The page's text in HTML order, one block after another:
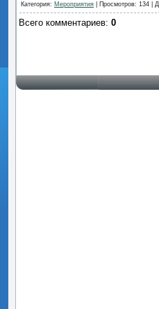
Категория: Мероприятия Просмотров: 134 |
Всего комментариев: 0